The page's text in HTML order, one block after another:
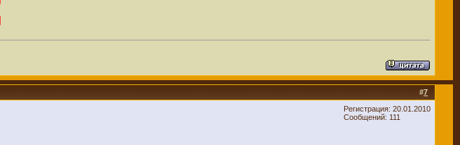
#7
Регистрация: 20.01.2010
Сообщений: 111